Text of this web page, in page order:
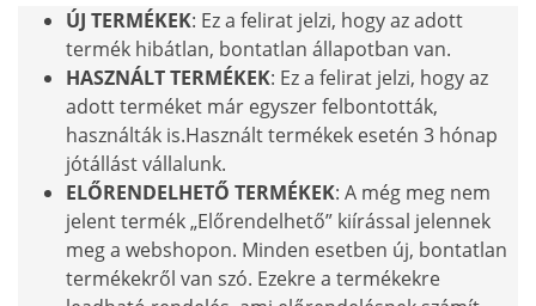
ÚJ TERMÉKEK: Ez a felirat jelzi, hogy az adott
termék hibátlan, bontatlan állapotban van.
HASZNÁLT TERMÉKEK: Ez a felirat jelzi, hogy az
adott terméket már egyszer felbontották,
használták is.Használt termékek esetén 3 hónap
jótállást vállalunk.
ELŐRENDELHETŐ TERMÉKEK: A még meg nem
jelent termék „Előrendelhető” kiírással jelennek
meg a webshopon. Minden esetben új, bontatlan
termékekről van szó. Ezekre a termékekre